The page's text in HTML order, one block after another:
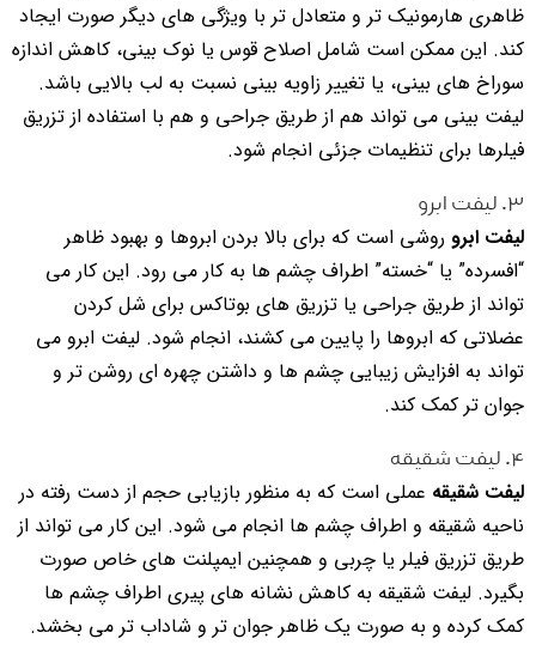
ظاهری هارمونیک تر و متعادل تر با ویژگی های دیگر صورت ایجاد
کند. این ممکن است شامل اصلاح قوس یا نوک بینی، کاهش اندازه
سوراخ های بینی، یا تغییر زاویه بینی نسبت به لب بالایی باشد.
لیفت بینی می تواند هم از طریق جراحی و هم با استفاده از تزریق
فیلرها برای تنظیمات جزئی انجام شود.
۳. لیفت ابرو
لیفت ابرو روشی است که برای بالا بردن ابروها و بهبود ظاهر
“افسرده” یا “خسته” اطراف چشم ها به کار می رود. این کار می
تواند از طریق جراحی یا تزریق های بوتاکس برای شل کردن
عضلاتی که ابروها را پایین می کشند، انجام شود. لیفت ابرو می
تواند به افزایش زیبایی چشم ها و داشتن چهره ای روشن تر و
جوان تر کمک کند.
۴. لیفت شقیقه
لیفت شقیقه عملی است که به منظور بازیابی حجم از دست رفته در
ناحیه شقیقه و اطراف چشم ها انجام می شود. این کار می تواند از
طریق تزریق فیلر یا چربی و همچنین ایمپلنت های خاص صورت
بگیرد. لیفت شقیقه به کاهش نشانه های پیری اطراف چشم ها
کمک کرده و به صورت یک ظاهر جوان تر و شاداب تر می بخشد.